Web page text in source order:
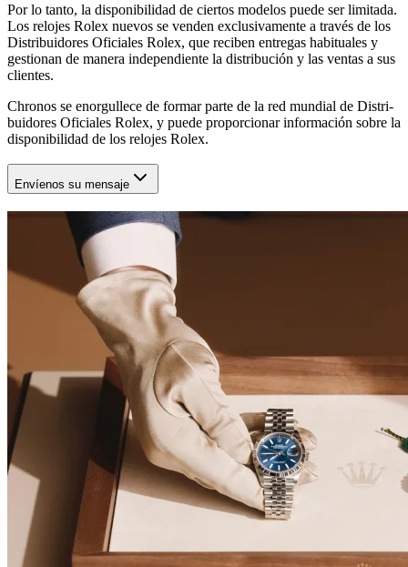
Por lo tanto, la disponibilidad de ciertos modelos puede ser limitada.
Los relojes Rolex nuevos se venden exclusivamente a través de los
Distribuidores Oficiales Rolex, que reciben entregas habituales y
gestionan de manera independiente la distribución y las ventas a sus
clientes.
Chronos se enorgullece de formar parte de la red mundial de Distri-
buidores Oficiales Rolex, y puede proporcionar información sobre la
disponibilidad de los relojes Rolex.
Envíenos su mensaje